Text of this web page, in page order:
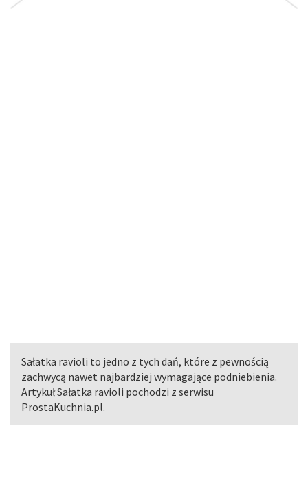
Sałatka ravioli to jedno z tych dań, które z pewnością
zachwycą nawet najbardziej wymagające podniebienia.
Artykuł Sałatka ravioli pochodzi z serwisu
ProstaKuchnia.pl.